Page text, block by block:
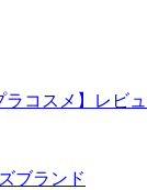
コスメ】レビュ
ブランド